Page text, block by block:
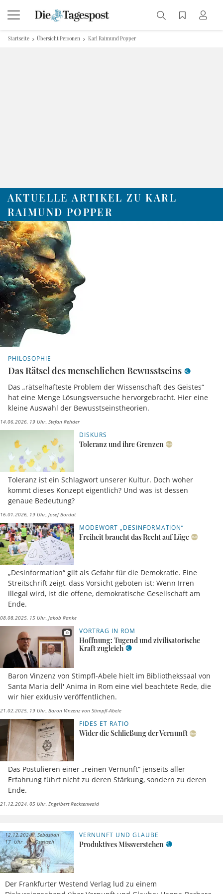
Startseite Übersicht Personen Karl Raimund Popper
AKTUELLE ARTIKEL ZU KARL
RAIMUND POPPER
PHILOSOPHIE
Das Rätsel des menschlichen Bewusstseins
Das „rätselhafteste Problem der Wissenschaft des Geistes“
hat eine Menge Lösungsversuche hervorgebracht. Hier eine
kleine Auswahl der Bewusstseinstheorien.
14.06.2026, 19 Uhr Stefan Rehder
DISKURS
Toleranz und ihre Grenzen
Toleranz ist ein Schlagwort unserer Kultur. Doch woher
kommt dieses Konzept eigentlich? Und was ist dessen
genaue Bedeutung?
16.01.2026, 19 Uhr Josef Bordat
MODEWORT „DESINFORMATION“
Freiheit braucht das Recht auf Lüge
„Desinformation“ gilt als Gefahr für die Demokratie. Eine
Streitschrift zeigt, dass Vorsicht geboten ist: Wenn Irren
illegal wird, ist die offene, demokratische Gesellschaft am
Ende.
08.08.2025, 15 Uhr Jakob Ranke
VORTRAG IN ROM
Hoffnung: Tugend und zivilisatorische
Kraft zugleich
Baron Vinzenz von Stimpfl-Abele hielt im Bibliothekssaal von
Santa Maria dell' Anima in Rom eine viel beachtete Rede, die
wir hier exklusiv veröffentlichen.
21.02.2025, 19 Uhr Baron Vinzenz von Stimpfl-Abele
FIDES ET RATIO
Wider die Schließung der Vernunft
Das Postulieren einer „reinen Vernunft“ jenseits aller
Erfahrung führt nicht zu deren Stärkung, sondern zu deren
Ende.
21.12.2024, 05 Uhr Engelbert Recktenwald
VERNUNFT UND GLAUBE
Produktives Missverstehen
Der Frankfurter Westend Verlag lud zu einem
12.12.2024,
17 Uhr
Sebastian
Ostritsch